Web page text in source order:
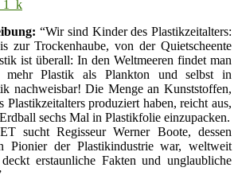
“Wir sind Kinder des Plastikzeitalters:
zur Trockenhaube, von der Quietscheente
ist überall: In den Weltmeeren findet man
mehr Plastik als Plankton und selbst in
nachweisbar! Die Menge an Kunststoffen,
produziert haben, reicht aus,
sechs Mal in Plastikfolie einzupacken.
sucht Regisseur Werner Boote, dessen
Pionier der Plastikindustrie war, weltweit
erstaunliche Fakten und unglaubliche